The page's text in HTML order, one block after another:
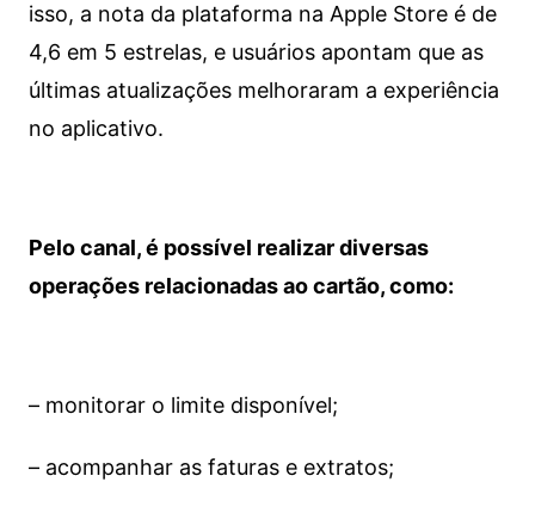
isso, a nota da plataforma na Apple Store é de
4,6 em 5 estrelas, e usuários apontam que as
últimas atualizações melhoraram a experiência
no aplicativo.
Pelo canal, é possível realizar diversas
operações relacionadas ao cartão, como:
– monitorar o limite disponível;
– acompanhar as faturas e extratos;